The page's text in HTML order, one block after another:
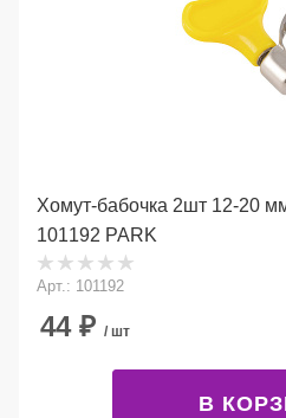
Хомут-бабочка 2шт 12-20
101192 PARK
Арт.: 101192
44₽ / шт
В